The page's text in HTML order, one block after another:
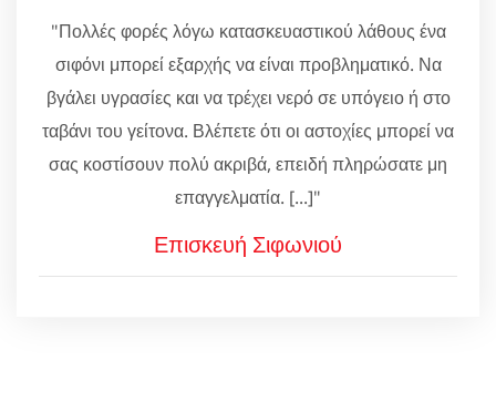
"Πολλές φορές λόγω κατασκευαστικού λάθους ένα
σιφόνι μπορεί εξαρχής να είναι προβληματικό. Να
βγάλει υγρασίες και να τρέχει νερό σε υπόγειο ή στο
ταβάνι του γείτονα. Βλέπετε ότι οι αστοχίες μπορεί να
σας κοστίσουν πολύ ακριβά, επειδή πληρώσατε μη
επαγγελματία. [...]"
Επισκευή Σιφωνιού